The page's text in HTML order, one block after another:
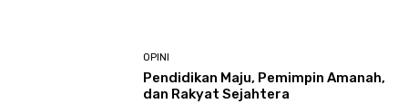
OPINI
Pendidikan Maju, Pemimpin Amanah,
dan Rakyat Sejahtera